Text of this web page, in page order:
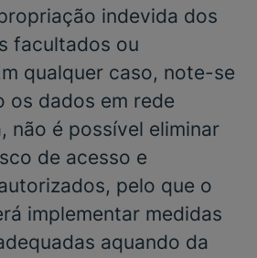
indevida dos
facultados ou
qualquer caso, note-se
os dados em rede
não é possível eliminar
de acesso e
pelo que o
implementar medidas
aquando da